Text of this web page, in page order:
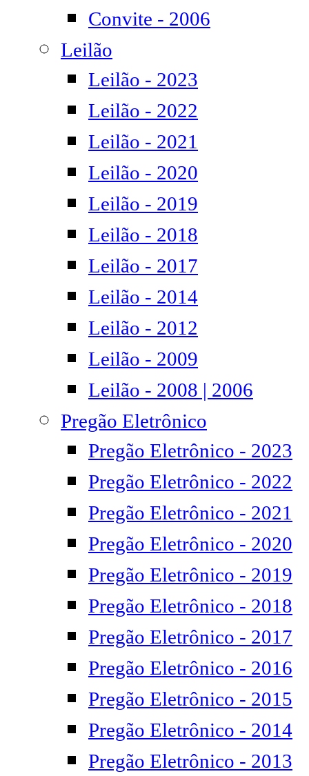
Convite - 2006
Leilão
Leilão - 2023
Leilão - 2022
Leilão - 2021
Leilão - 2020
Leilão - 2019
Leilão - 2018
Leilão - 2017
Leilão - 2014
Leilão - 2012
Leilão - 2009
Leilão - 2008 | 2006
Pregão Eletrônico
Pregão Eletrônico - 2023
Pregão Eletrônico - 2022
Pregão Eletrônico - 2021
Pregão Eletrônico - 2020
Pregão Eletrônico - 2019
Pregão Eletrônico - 2018
Pregão Eletrônico - 2017
Pregão Eletrônico - 2016
Pregão Eletrônico - 2015
Pregão Eletrônico - 2014
Pregão Eletrônico - 2013